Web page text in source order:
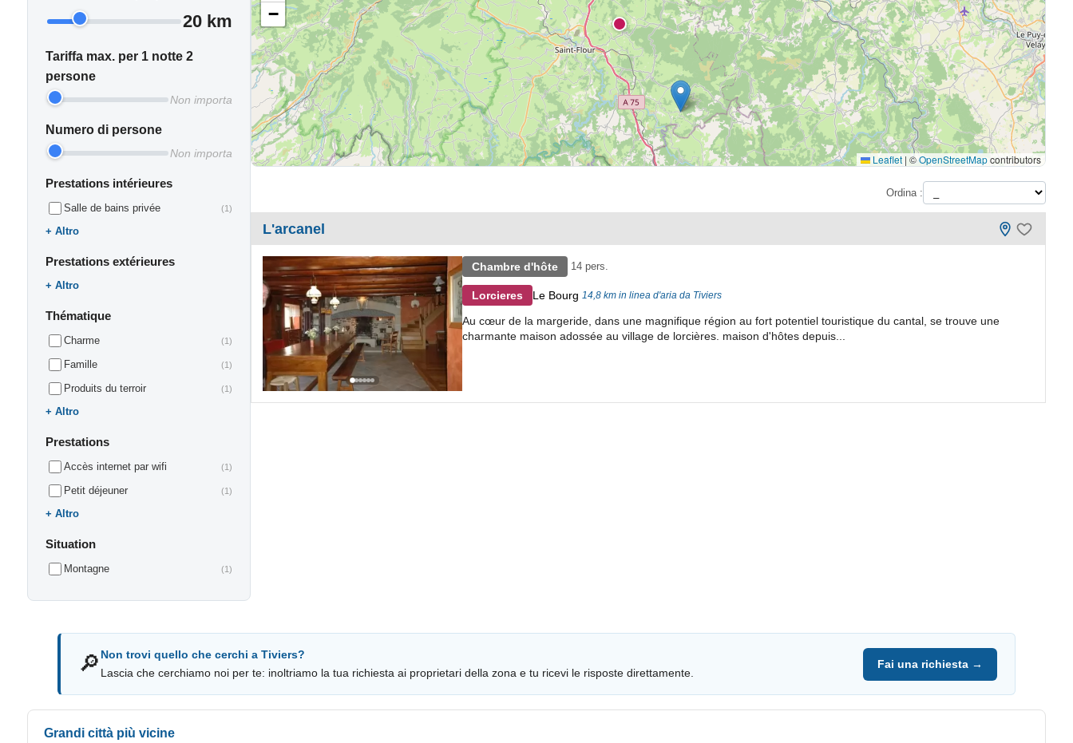
20 km
Tariffa max. per 1 notte 2
persone
Non importa
Numero di persone
Non importa
Prestations intérieures
Salle de bains privée (1)
Altro
Prestations extérieures
Altro
Thématique
Charme (1)
Famille (1)
Produits du terroir (1)
Altro
Prestations
Accès internet par wifi (1)
Petit déjeuner (1)
Altro
Situation
Montagne (1)
−
Leaflet | ©OpenStreetMapcontributors
Ordina :
L'arcanel
Chambre d'hôte 14 pers.
Lorcieres Le Bourg 14,8 km in linea d'aria da Tiviers
Au cœur de la margeride, dans une magnifique région au fort potentiel touristique du cantal, se trouve une
charmante maison adossée au village de lorcières. maison d'hôtes depuis...
🔎 Non trovi quello che cerchi a Tiviers?
Lascia che cerchiamo noi per te: inoltriamo la tua richiesta ai proprietari della zona e tu ricevi le risposte direttamente.
Fai una richiesta →
Grandi città più vicine